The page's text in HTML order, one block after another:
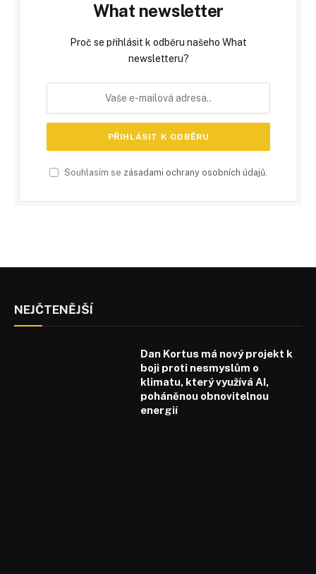
What newsletter
Proč se přihlásit k odběru našeho What
newsletteru?
Souhlasím se zásadami ochrany osobních údajů.
NEJČTENĚJŠÍ
Dan Kortus má nový projekt k
boji proti nesmyslům o
klimatu, který využívá AI,
poháněnou obnovitelnou
energií